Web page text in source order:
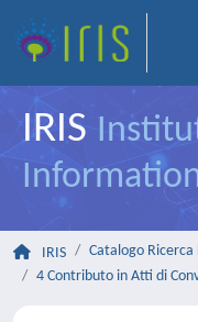
IRIS
IRIS
Catalogo Ricerca
4 Contributo in Atti di